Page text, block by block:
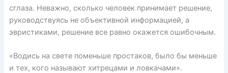
сглаза. Неважно, сколько человек принимает решение,
руководствуясь не объективной информацией, а
эвристиками, решение все равно окажется ошибочным.
«Водись на свете поменьше простаков, было бы меньше
и тех, кого называют хитрецами и ловкачами».